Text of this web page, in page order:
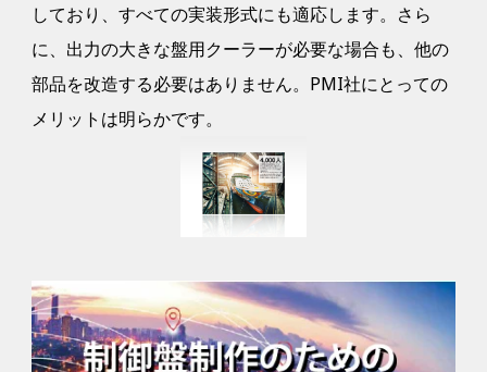
しており、すべての実装形式にも適応します。さら
に、出力の大きな盤用クーラーが必要な場合も、他の
部品を改造する必要はありません。PMI社にとっての
メリットは明らかです。